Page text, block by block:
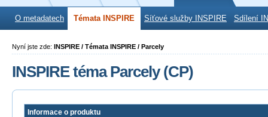
O metadatech Témata INSPIRE Síťové služby INSPIRE Sdílení
Nyní jste zde: INSPIRE / Témata INSPIRE / Parcely
INSPIRE téma Parcely (CP)
Informace o produktu